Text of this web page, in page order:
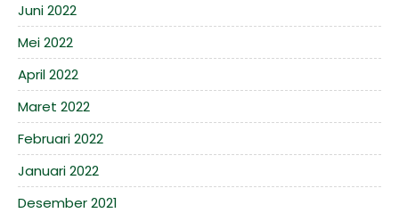
Juni 2022
Mei 2022
April 2022
Maret 2022
Februari 2022
Januari 2022
Desember 2021